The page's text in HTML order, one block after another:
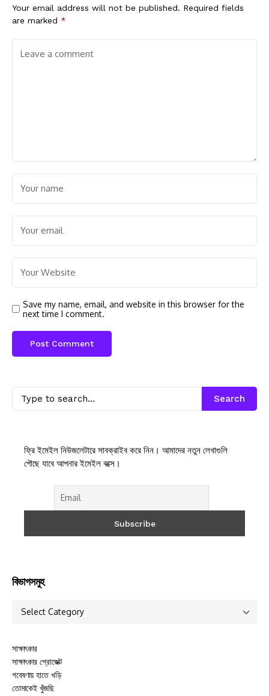
Your email address will not be published. Required fields
are marked *
Save my name, email, and website in this browser for the
next time I comment.
Search
ফ্রি ইমেইল নিউজলেটারে সাবক্রাইব করে নিন। আমাদের নতুন লেখাগুলি
পৌছে যাবে আপনার ইমেইল বক্সে।
বিভাগসমুহ
সাক্ষাৎকার
সাক্ষাৎকার প্রোজেক্ট
গবেষণায় হাতে খড়ি
তোমাকেই খুঁজছি